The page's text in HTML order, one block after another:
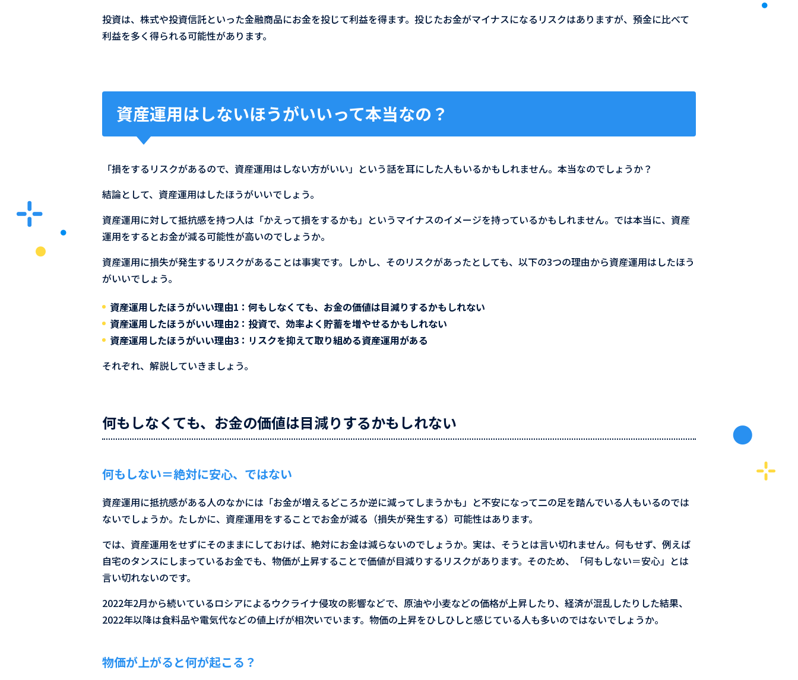
投資は、株式や投資信託といった金融商品にお金を投じて利益を得ます。投じたお金がマイナスになるリスクはありますが、預金に比べて
利益を多く得られる可能性があります。
資産運用はしないほうがいいって本当なの？
「損をするリスクがあるので、資産運用はしない方がいい」という話を耳にした人もいるかもしれません。本当なのでしょうか？
結論として、資産運用はしたほうがいいでしょう。
資産運用に対して抵抗感を持つ人は「かえって損をするかも」というマイナスのイメージを持っているかもしれません。では本当に、資産
運用をするとお金が減る可能性が高いのでしょうか。
資産運用に損失が発生するリスクがあることは事実です。しかし、そのリスクがあったとしても、以下の3つの理由から資産運用はしたほう
がいいでしょう。
資産運用したほうがいい理由1：何もしなくても、お金の価値は目減りするかもしれない
資産運用したほうがいい理由2：投資で、効率よく貯蓄を増やせるかもしれない
資産運用したほうがいい理由3：リスクを抑えて取り組める資産運用がある
それぞれ、解説していきましょう。
何もしなくても、お金の価値は目減りするかもしれない
何もしない＝絶対に安心、ではない
資産運用に抵抗感がある人のなかには「お金が増えるどころか逆に減ってしまうかも」と不安になって二の足を踏んでいる人もいるのでは
ないでしょうか。たしかに、資産運用をすることでお金が減る（損失が発生する）可能性はあります。
では、資産運用をせずにそのままにしておけば、絶対にお金は減らないのでしょうか。実は、そうとは言い切れません。何もせず、例えば
自宅のタンスにしまっているお金でも、物価が上昇することで価値が目減りするリスクがあります。そのため、「何もしない＝安心」とは
言い切れないのです。
2022年2月から続いているロシアによるウクライナ侵攻の影響などで、原油や小麦などの価格が上昇したり、経済が混乱したりした結果、
2022年以降は食料品や電気代などの値上げが相次いでいます。物価の上昇をひしひしと感じている人も多いのではないでしょうか。
物価が上がると何が起こる？